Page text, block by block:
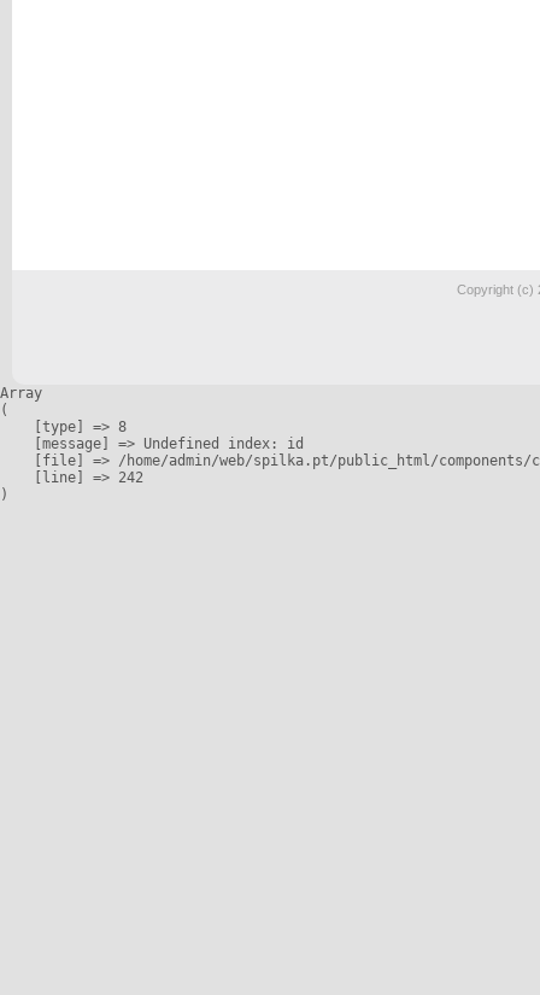
Copyright (c)
Array
(
    [type] => 8
    [message] => Undefined index: id
[file] => /home/admin/web/spilka.pt/public_html/
    [line] => 242